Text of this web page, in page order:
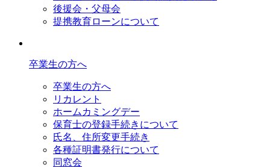
後援会・父母会
提携教育ローンについて
卒業生の方へ
卒業生の方へ
リカレント
ホームカミングデー
保育士の登録手続きについて
氏名、住所変更手続き
各種証明書発行について
同窓会